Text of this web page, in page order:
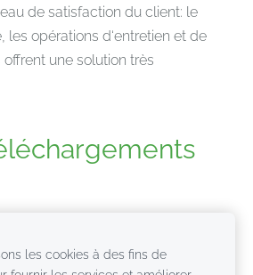
de satisfaction du client: le
les opérations d‘entretien et de
une solution très
les cookies à des fins de